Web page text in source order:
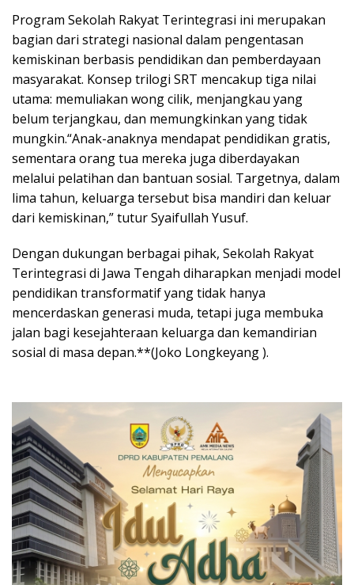
Program Sekolah Rakyat Terintegrasi ini merupakan
bagian dari strategi nasional dalam pengentasan
kemiskinan berbasis pendidikan dan pemberdayaan
masyarakat. Konsep trilogi SRT mencakup tiga nilai
utama: memuliakan wong cilik, menjangkau yang
belum terjangkau, dan memungkinkan yang tidak
mungkin.“Anak-anaknya mendapat pendidikan gratis,
sementara orang tua mereka juga diberdayakan
melalui pelatihan dan bantuan sosial. Targetnya, dalam
lima tahun, keluarga tersebut bisa mandiri dan keluar
dari kemiskinan,” tutur Syaifullah Yusuf.
Dengan dukungan berbagai pihak, Sekolah Rakyat
Terintegrasi di Jawa Tengah diharapkan menjadi model
pendidikan transformatif yang tidak hanya
mencerdaskan generasi muda, tetapi juga membuka
jalan bagi kesejahteraan keluarga dan kemandirian
sosial di masa depan.**(Joko Longkeyang ).